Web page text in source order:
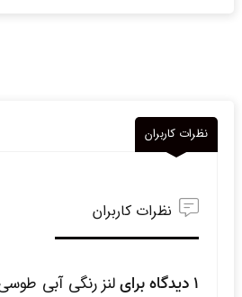
نظرات کاربران
نظرات کاربران
1 دیدگاه برای
لنز رنگی آبی